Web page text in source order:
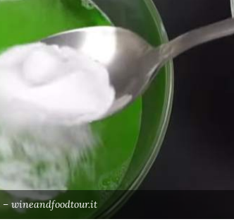
wineandfoodtour.it